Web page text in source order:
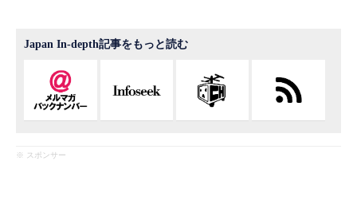
Japan In-depth記事をもっと読む
※ スポンサー